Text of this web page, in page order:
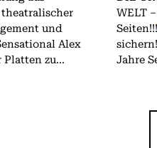
und
Alex
zu...
WELT
Seiten!!!
sichern!
Jahre